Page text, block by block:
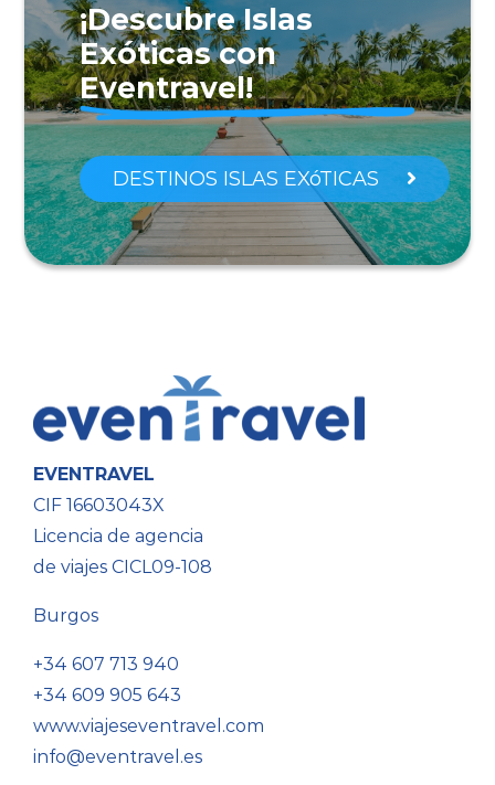
¡Descubre Islas
Exóticas con
Eventravel!
DESTINOS ISLAS EXóTICAS
EVENTRAVEL
CIF 16603043X
Licencia de agencia
de viajes CICL09-108
Burgos
+34 607 713 940
+34 609 905 643
www.viajeseventravel.com
info@eventravel.es